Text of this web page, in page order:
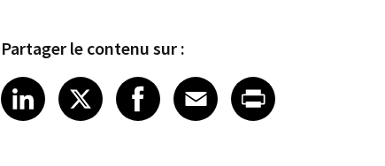
Partager le contenu sur :
Share article on LinkedIn
LinkedIn
Share article on X
XShare article on
Facebook
Share article on
Email
Share article